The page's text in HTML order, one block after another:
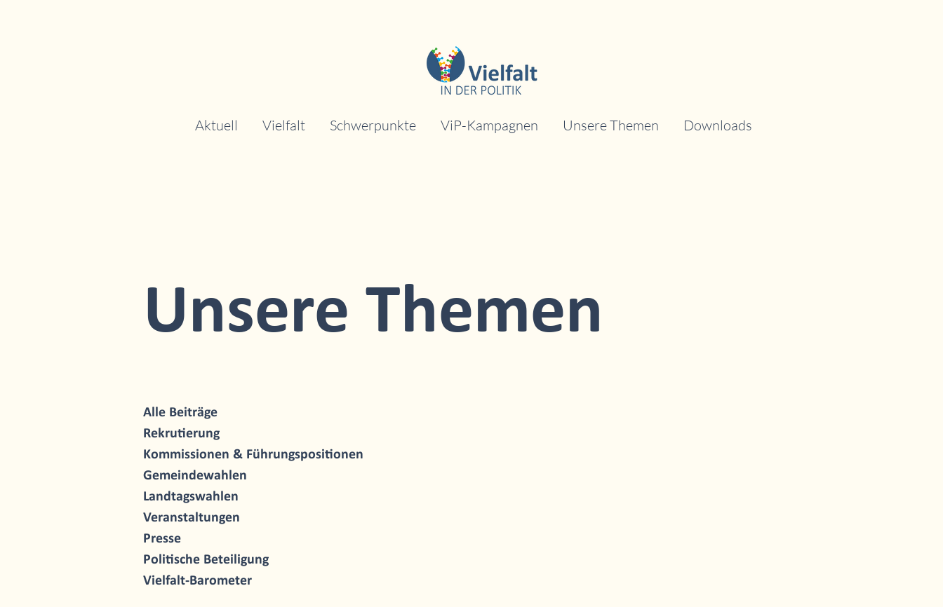
Aktuell Vielfalt Schwerpunkte ViP-Kampagnen Unsere Themen Downloads
Unsere Themen
Alle Beiträge
Rekrutierung
Kommissionen & Führungspositionen
Gemeindewahlen
Landtagswahlen
Veranstaltungen
Presse
Politische Beteiligung
Vielfalt-Barometer